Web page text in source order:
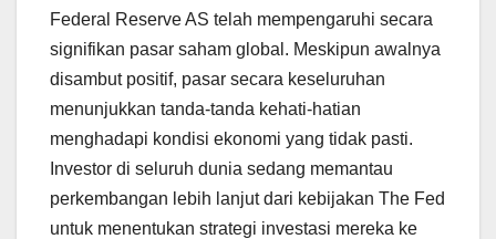
Federal Reserve AS telah mempengaruhi secara
signifikan pasar saham global. Meskipun awalnya
disambut positif, pasar secara keseluruhan
menunjukkan tanda-tanda kehati-hatian
menghadapi kondisi ekonomi yang tidak pasti.
Investor di seluruh dunia sedang memantau
perkembangan lebih lanjut dari kebijakan The Fed
untuk menentukan strategi investasi mereka ke